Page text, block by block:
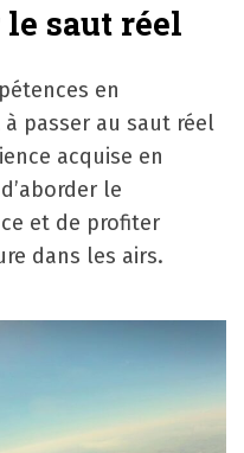
saut réel
en
passer au saut réel
acquise en
le
et de profiter
dans les airs.